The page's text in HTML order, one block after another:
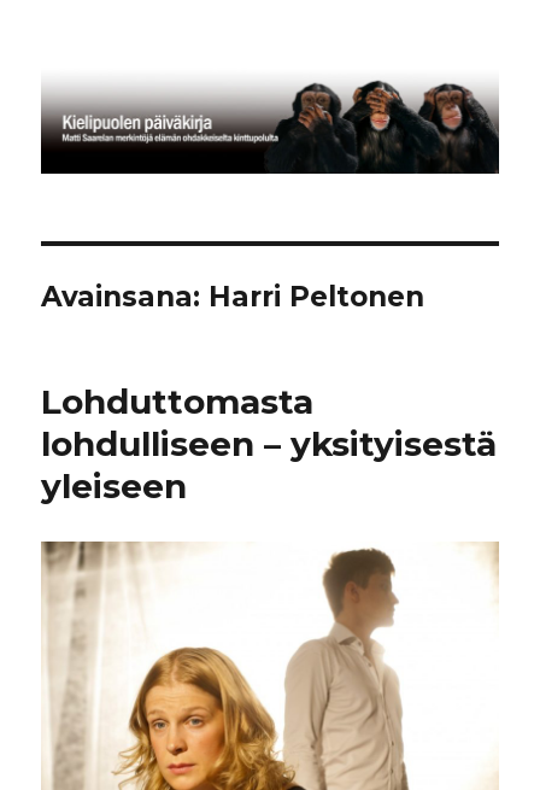
Avainsana: Harri Peltonen
Lohduttomasta
lohdulliseen – yksityisestä
yleiseen